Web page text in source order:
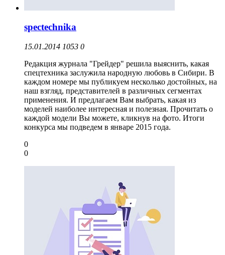
spectechnika
15.01.2014 1053 0
Редакция журнала "Грейдер" решила выяснить, какая
спецтехника заслужила народную любовь в Сибири. В
каждом номере мы публикуем несколько достойных, на
наш взгляд, представителей в различных сегментах
применения. И предлагаем Вам выбрать, какая из
моделей наиболее интересная и полезная. Прочитать о
каждой модели Вы можете, кликнув на фото. Итоги
конкурса мы подведем в январе 2015 года.
0
0